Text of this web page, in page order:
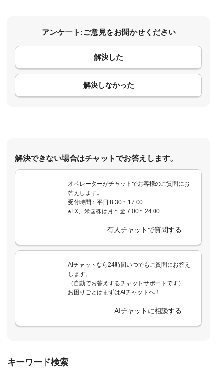
アンケート:ご意見をお聞かせください
解決した
解決しなかった
コメント
解決できない場合はチャットでお答えします。
オペレーターがチャットでお客様のご質問にお
答えします。
受付時間：平日 8:30 ~ 17:00
※FX、米国株は月 ~ 金 7:00 ~ 24:00
有人チャットで質問する
AIチャットなら24時間いつでもご質問にお答え
します。
（自動でお答えするチャットサポートです）
お困りごとはまずはAIチャットへ！
AIチャットに相談する
キーワード検索